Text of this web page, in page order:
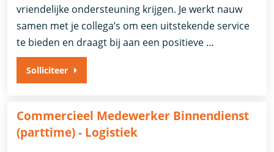
vriendelijke ondersteuning krijgen. Je werkt nauw
samen met je collega’s om een uitstekende service
te bieden en draagt bij aan een positieve …
Solliciteer
Commercieel Medewerker Binnendienst
(parttime) - Logistiek